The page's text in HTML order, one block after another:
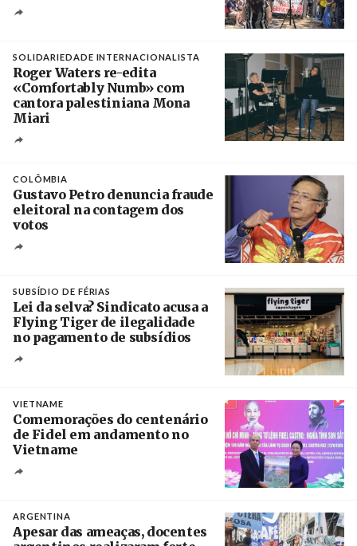
SOLIDARIEDADE INTERNACIONALISTA
Roger Waters re-edita
«Comfortably Numb» com
cantora palestiniana Mona
Miari
COLÔMBIA
Gustavo Petro denuncia fraude
eleitoral na contagem dos
votos
SUBSÍDIO DE FÉRIAS
Lei da selva? Sindicato acusa a
Flying Tiger de ilegalidade
no pagamento de subsídios
VIETNAME
Comemorações do centenário
de Fidel em andamento no
Vietname
ARGENTINA
Apesar das ameaças, docentes